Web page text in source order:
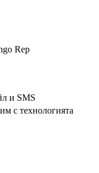
Rep
и SMS
с технологията